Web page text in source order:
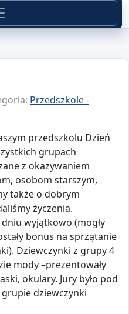
Przedszkole -
przedszkolu Dzień
grupach
z okazywaniem
osobom starszym,
także o dobrym
życzenia.
wyjątkowo (mogły
bonus na sprzątanie
Dziewczynki z grupy 4
mody –prezentowały
okulary. Jury było pod
dziewczynki